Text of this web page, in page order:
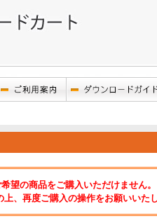
望の商品をご購入いただけません。
上、再度ご購入の操作をお願いいた